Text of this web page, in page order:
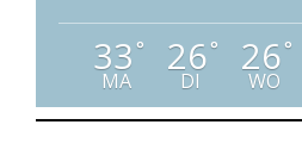
33°
MA
26°
DI
26°
WO